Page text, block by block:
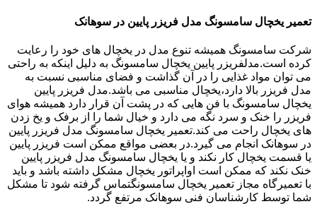
تعمیر یخچال سامسونگ مدل فریزر پایین در سوهانک
شرکت سامسونگ همیشه تنوع مدل در یخچال های خود را رعایت
کرده است.مدلفریزر پایین یخچال سامسونگ به دلیل اینکه به راحتی
می توان مواد غذایی را در آن گذاشت و فضای مناسبی نسبت به
مدل فریزر بالا دارد،یخچال مناسبی می باشد.مدل فریزر پایین
یخچال سامسونگ با فن هایی که در پشت آن قرار دارد همیشه هوای
فریزر را خنک و سرد نگه می دارد و خیال شما را از برفک و یخ زدن
های یخچال راحت می کند.تعمیر یخچال سامسونگ مدل فریزر پایین
در سوهانک انجام می گیرد.در بعضی مواقع ممکن است فریزر پایین
یا قسمت یخچال کار نکند و یا یخچال سامسونگ مدل فریزر پایین
خنک نکند که ممکن است اواپراتور یخچال مشکل داشته باشد و باید
با تعمیرگاه مجاز تعمیر یخچال سامسونگتماس گرفته شود تا مشکل
شما توسط کارشناسان فنی سوهانک مرتفع گردد.